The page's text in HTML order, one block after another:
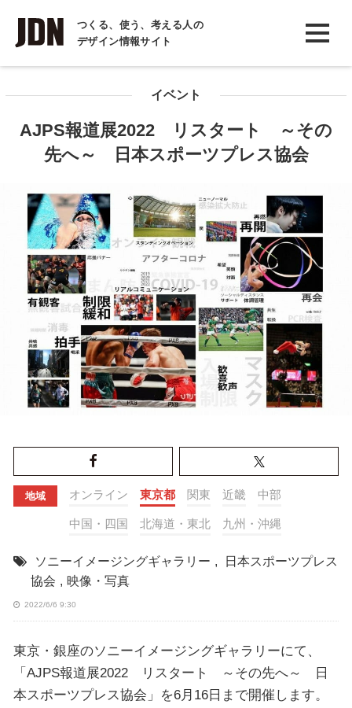
つくる、使う、考える人の
デザイン情報サイト
INTERVIEW
インタビュー
COLUMN
イベント
AJPS報道展2022 リスタート ～その
先へ～ 日本スポーツプレス協会
地域 オンライン 東京都 関東 近畿 中部
中国・四国 北海道・東北 九州・沖縄
ソニーイメージングギャラリー ,
日本スポーツプレス
協会 , 映像・写真
2022/6/6 9:30
東京・銀座のソニーイメージングギャラリーにて、
「AJPS報道展2022 リスタート ～その先へ～ 日
本スポーツプレス協会」を6月16日まで開催します。